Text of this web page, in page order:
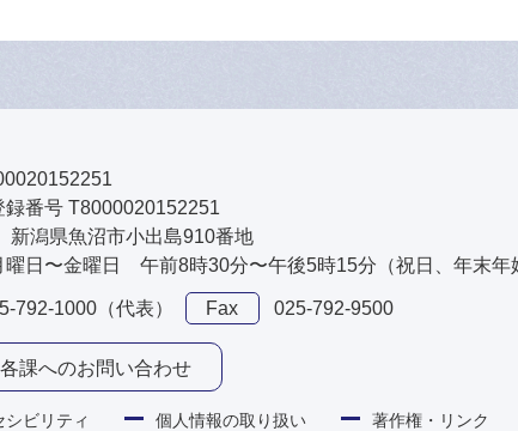
録番号 T8000020152251
潟県魚沼市小出島910番地
曜日〜金曜日 午前8時30分〜午後5時15分（祝日、年末年
792-1000（代表） Fax 025-792-9500
各課へのお問い合わせ
シビリティ 個人情報の取り扱い 著作権・リンク